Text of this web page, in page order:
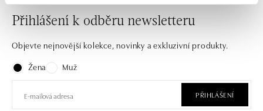
Přihlášení k odběru newsletteru
Objevte nejnovější kolekce, novinky a exkluzivní produkty.
Žena
Muž
PŘIHLÁŠENÍ